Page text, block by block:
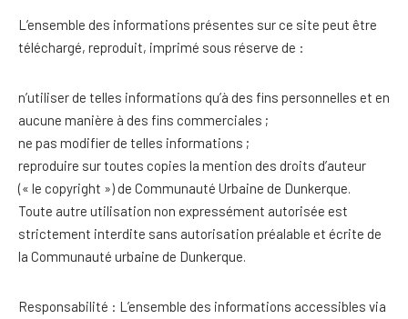
L’ensemble des informations présentes sur ce site peut être
téléchargé, reproduit, imprimé sous réserve de :
n’utiliser de telles informations qu’à des fins personnelles et en
aucune manière à des fins commerciales ;
ne pas modifier de telles informations ;
reproduire sur toutes copies la mention des droits d’auteur
(« le copyright ») de Communauté Urbaine de Dunkerque.
Toute autre utilisation non expressément autorisée est
strictement interdite sans autorisation préalable et écrite de
la Communauté urbaine de Dunkerque.
Responsabilité : L’ensemble des informations accessibles via